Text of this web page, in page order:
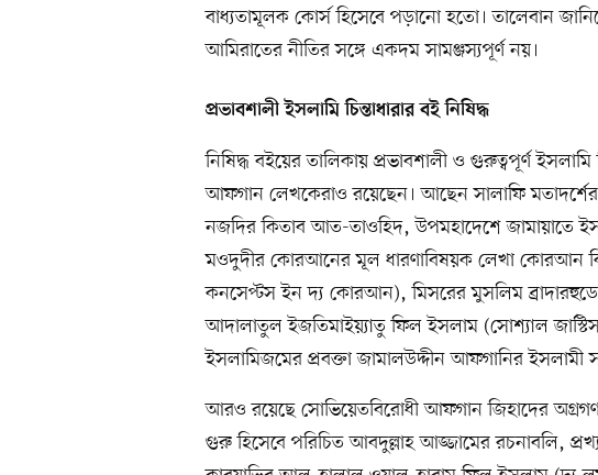
বাধ্যতামূলক কোর্স হিসেবে পড়ানো হতো। তালেবান
আমিরাতের নীতির সঙ্গে একদম সামঞ্জস্যপূর্ণ নয়।
প্রভাবশালী ইসলামি চিন্তাধারার বই নিষিদ্ধ
নিষিদ্ধ বইয়ের তালিকায় প্রভাবশালী ও গুরুত্বপূর্ণ
আফগান লেখকেরাও রয়েছেন। আছেন সালাফি মতাদর্শের
নজদির কিতাব আত-তাওহিদ, উপমহাদেশে জামায়াতে
মওদুদীর কোরআনের মূল ধারণাবিষয়ক লেখা কোরআন কি
কনসেপ্টস ইন দ্য কোরআন), মিসরের মুসলিম
আদালাতুল ইজতিমাইয়্যাতু ফিল ইসলাম (সোশ্যাল
ইসলামিজমের প্রবক্তা জামালউদ্দীন আফগানির ইসলামী
আরও রয়েছে সোভিয়েতবিরোধী আফগান জিহাদের
গুরু হিসেবে পরিচিত আবদুল্লাহ আজ্জামের রচনাবলি,